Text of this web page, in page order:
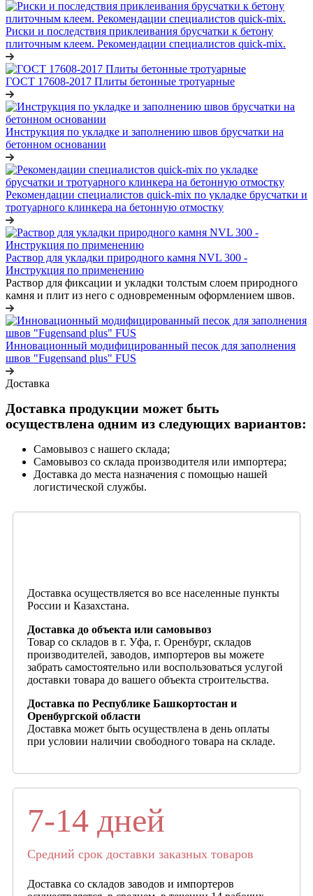
Риски и последствия приклеивания брусчатки к бетону
плиточным клеем. Рекомендации специалистов quick-mix.
ГОСТ 17608-2017 Плиты бетонные тротуарные
Инструкция по укладке и заполнению швов брусчатки на
бетонном основании
Рекомендации специалистов quick-mix по укладке брусчатки и
тротуарного клинкера на бетонную отмостку
Раствор для укладки природного камня NVL 300 -
Инструкция по применению
Раствор для фиксации и укладки толстым слоем природного
камня и плит из него с одновременным оформлением швов.
Инновационный модифицированный песок для заполнения
швов "Fugensand plus" FUS
Доставка
Доставка продукции может быть
осуществлена одним из следующих вариантов:
Самовывоз с нашего склада;
Самовывоз со склада производителя или импортера;
Доставка до места назначения с помощью нашей
логистической службы.
Доставка осуществляется во все населенные пункты
России и Казахстана.
Доставка до объекта или самовывоз
Товар со складов в г. Уфа, г. Оренбург, складов
производителей, заводов, импортеров вы можете
забрать самостоятельно или воспользоваться услугой
доставки товара до вашего объекта строительства.
Доставка по Республике Башкортостан и
Оренбургской области
Доставка может быть осуществлена в день оплаты
при условии наличии свободного товара на складе.
7-14 дней
Средний срок доставки заказных товаров
Доставка со складов заводов и импортеров